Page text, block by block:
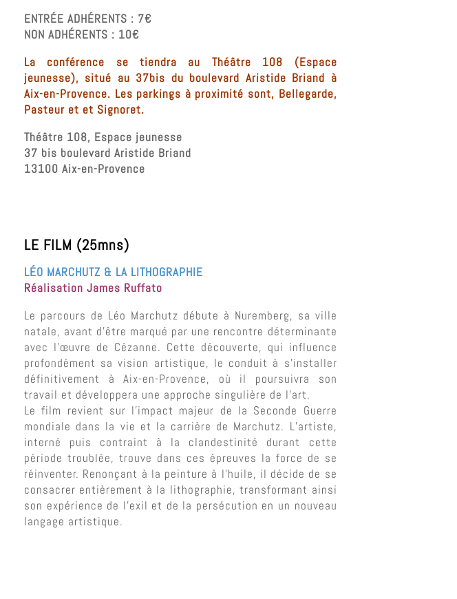
ENTRÉE ADHÉRENTS : 7€
NON ADHÉRENTS : 10€
La conférence se tiendra au Théâtre 108 (Espace
jeunesse), situé au 37bis du boulevard Aristide Briand à
Aix-en-Provence. Les parkings à proximité sont, Bellegarde,
Pasteur et et Signoret.
Théâtre 108, Espace jeunesse
37 bis boulevard Aristide Briand
13100 Aix-en-Provence
LE FILM (25mns)
LÉO MARCHUTZ & LA LITHOGRAPHIE
Réalisation James Ruffato
Le parcours de Léo Marchutz débute à Nuremberg, sa ville
natale, avant d’être marqué par une rencontre déterminante
avec l’œuvre de Cézanne. Cette découverte, qui influence
profondément sa vision artistique, le conduit à s’installer
définitivement à Aix-en-Provence, où il poursuivra son
travail et développera une approche singulière de l’art.
Le film revient sur l’impact majeur de la Seconde Guerre
mondiale dans la vie et la carrière de Marchutz. L’artiste,
interné puis contraint à la clandestinité durant cette
période troublée, trouve dans ces épreuves la force de se
réinventer. Renonçant à la peinture à l’huile, il décide de se
consacrer entièrement à la lithographie, transformant ainsi
son expérience de l’exil et de la persécution en un nouveau
langage artistique.